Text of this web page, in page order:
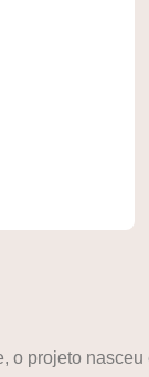
projeto